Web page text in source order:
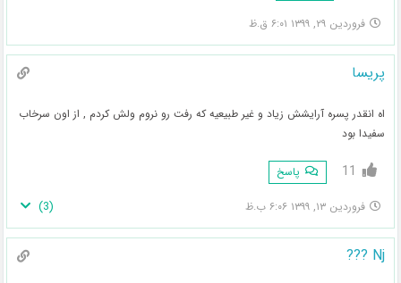
فروردین ۲۹, ۱۳۹۹ ۶:۰۱ ق.ظ
پریسا
اه انقدر پسره آرایشش زیاد و غیر طبیعیه که رفت رو نروم ولش کردم , از اون سرخاب
سفیدا بود
11 پاسخ
فروردین ۱۳, ۱۳۹۹ ۶:۰۶ ب.ظ (
3
)
Nj ???